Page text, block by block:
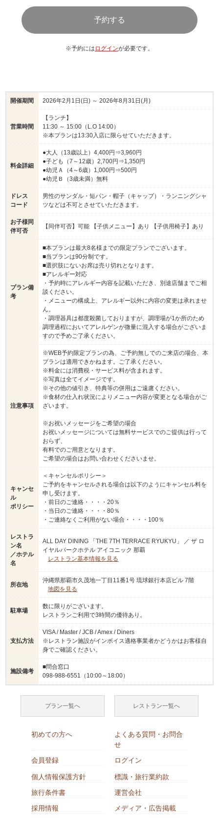
※予約には ログインが必要です。
開催期間 2026年2月1日(日) ～ 2026年8月31日(月)
営業時間
【ランチ】
11:30 ～ 15:00（L.O 14:00）
※本プランは13:30入店に限らせていただきます。
料金詳細
●大人（13歳以上）4,400円⇒3,960円
●子ども（7～12歳）2,700円⇒1,350円
●幼児Ａ（4～6歳）1,000円⇒500円
●幼児Ｂ（3歳未満）無料
ドレス
コード
男性のサンダル・短パン・帽子（キャップ）・ランニングシャ
ツなどは不可とさせていただきます。
お子様同
伴可否
【同伴可否】可能 【子供メニュー】あり 【子供用椅子】あり
プラン備
考
■本プランは最大8名様までの限定プランでございます。
■当プランは90分制です。
■選択肢にないお席は売り切れとなります。
■アレルギー対応
・予約時にアレルギー内容を記載いただき、別途店舗までご相
談ください。
・メニューの構成上、アレルギー以外に内容の変更は承れませ
ん。
・調理器具は都度殺菌しておりますが、調理場が1か所のため
調理過程においてアレルゲンが微量に混入する場合がございま
すので予めご了承ください。
注意事項
※WEB予約限定プランの為、ご予約無しでのご来店の場合、本
プランは適用できかねます。ご了承ください。
※料金には消費税・サービス料が含まれます。
※写真は全てイメージです。
※その他の値引き、特典等の併用はご遠慮ください。
※食材の仕入れ状況によりメニュー内容が変更となる場合がご
ざいます。
※お祝いメッセージをご希望の場合
お祝いメッセージについては無料サービスでのご提供は行って
おらず、
有料でのご用意となります。
ご希望の場合はお問い合わせくださいませ。
キャンセ
ル
ポリシー
＜キャンセルポリシー＞
ご予約をキャンセルされる場合は以下のようにキャンセル料を
申し受けます。
・前日のご連絡・・・・20％
・当日のご連絡・・・・80％
・ご連絡なくご利用がない場合・・・・100％
レストラ
ン名
／ホテル
名
ALL DAY DINING 「THE 7TH TERRACE RYUKYU」 ／ ザ ロ
イヤルパークホテル アイコニック 那覇
レストラン基本情報を見る
所在地
沖縄県那覇市久茂地一丁目11番1号 琉球銀行本店ビル 7階
地図を見る
駐車場
数に限りがございます。
レストランご利用で3時間の優待あり。
支払方法
VISA / Master / JCB / Amex / Diners
※レストラン施設がインボイス適格事業者かどうかはお客様自
身でご確認ください。
施設備考
■問合窓口
098-988-6551（10:00～18:00）
プラン一覧へ レストラン一覧へ
初めての方へ
よくある質問・お問合
せ
会員登録
ログイン
個人情報保護方針
標識・旅行業約款
旅行条件書
運営会社
採用情報
メディア・広告掲載